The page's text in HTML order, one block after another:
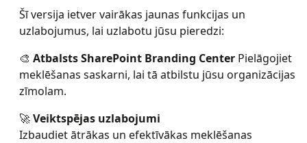
Šī versija ietver vairākas jaunas funkcijas un
uzlabojumus, lai uzlabotu jūsu pieredzi:
🎨 Atbalsts SharePoint Branding Center Pielāgojiet
meklēšanas saskarni, lai tā atbilstu jūsu organizācijas
zīmolam.
🚀Veiktspējas uzlabojumi
Izbaudiet ātrākas un efektīvākas meklēšanas